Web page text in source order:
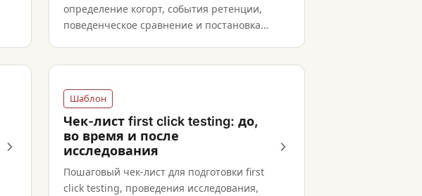
определение когорт, события ретенции,
поведенческое сравнение и постановка
Шаблон
Чек-лист first click testing: до,
во время и после
исследования
Пошаговый чек-лист для подготовки first
click testing, проведения исследования,